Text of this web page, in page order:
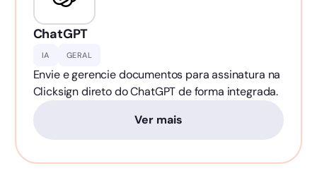
ChatGPT
IA GERAL
Envie e gerencie documentos para assinatura na
Clicksign direto do ChatGPT de forma integrada.
Ver mais